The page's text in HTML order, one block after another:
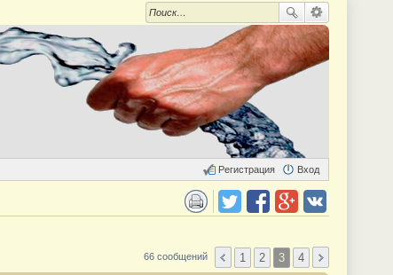
Вход
Регистрация
66 сообщений 1 2 3 4